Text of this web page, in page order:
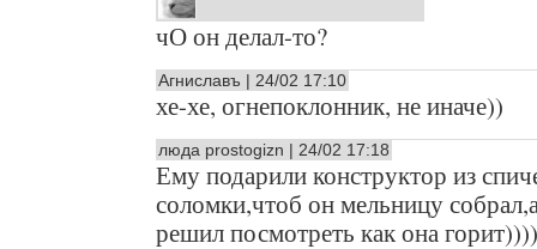
чО он делал-то?
Агниславъ | 24/02 17:10
хе-хе, огнепоклонник, не иначе))
люда prostogizn | 24/02 17:18
Ему подарили конструктор из
соломки,чтоб он мельницу
решил посмотреть как она